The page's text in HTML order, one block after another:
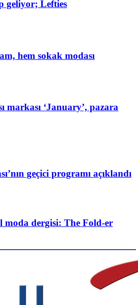
geliyor; Lefties
hem sokak modası
markası ‘January’, pazara
geçici programı açıklandı
moda dergisi: The Fold-er